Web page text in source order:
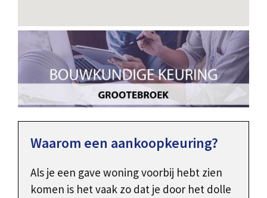
Waarom een aankoopkeuring?
Als je een gave woning voorbij hebt zien
komen is het vaak zo dat je door het dolle